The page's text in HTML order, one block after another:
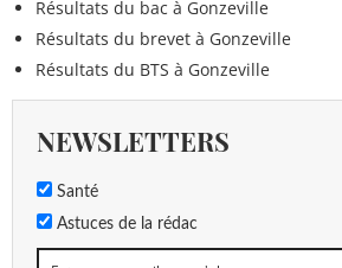
Résultats du bac à Gonzeville
Résultats du brevet à Gonzeville
Résultats du BTS à Gonzeville
NEWSLETTERS
Santé
Astuces de la rédac